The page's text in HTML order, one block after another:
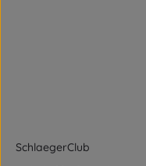
SchlaegerClub